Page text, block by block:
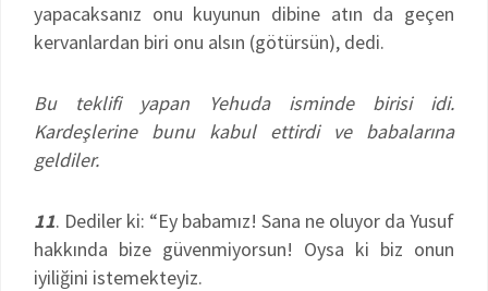
yapacaksanız onu kuyunun dibine atın da geçen
kervanlardan biri onu alsın (götürsün), dedi.
Bu teklifi yapan Yehuda isminde birisi idi.
Kardeşlerine bunu kabul ettirdi ve babalarına
geldiler.
11. Dediler ki: “Ey babamız! Sana ne oluyor da Yusuf
hakkında bize güvenmiyorsun! Oysa ki biz onun
iyiliğini istemekteyiz.